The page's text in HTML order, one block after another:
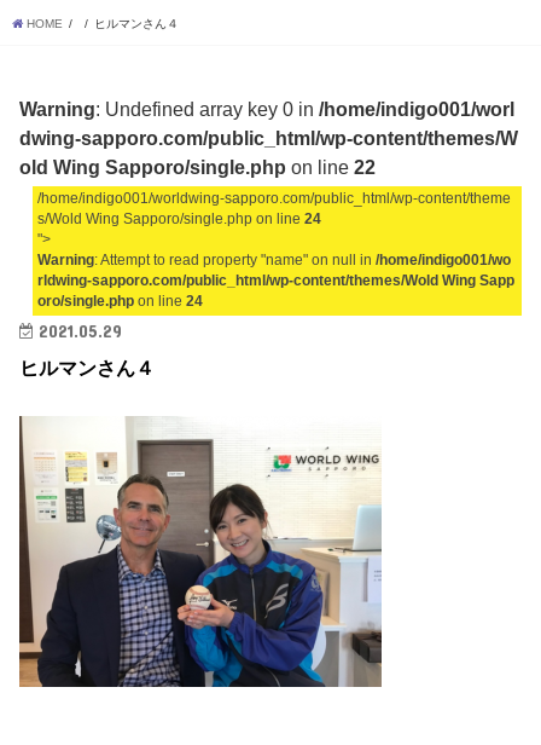
HOME ヒルマンさん４
Warning: Undefined array key 0 in/home/indigo001/worl
dwing-sapporo.com/public_html/wp-content/themes/W
old Wing Sapporo/single.php on line22
/home/indigo001/worldwing-sapporo.com/public_html/wp-content/theme
s/Wold Wing Sapporo/single.php on line24
">
Warning: Attempt to read property "name" on null in/home/indigo001/wo
rldwing-sapporo.com/public_html/wp-content/themes/Wold Wing Sapp
oro/single.php on line24
2021.05.29
ヒルマンさん４